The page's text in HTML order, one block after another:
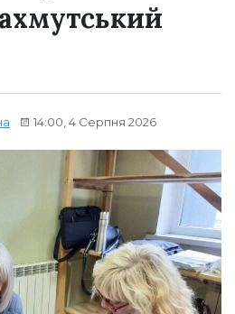
14:00, 4 Серпня 2026